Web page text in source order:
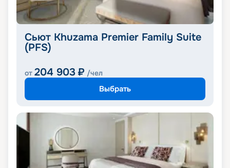
Сьют Khuzama Premier Family Suite
(PFS)
от 204 903 ₽ /чел
Выбрать